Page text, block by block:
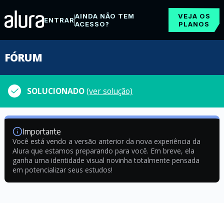
ENTRARAINDA NÃO TEM
ACESSO?
VEJA OS
PLANOS
FÓRUM
SOLUCIONADO(ver solução)
Importante
Você está vendo a versão anterior da nova experiência da
Alura que estamos preparando para você. Em breve, ela
ganha uma identidade visual novinha totalmente pensada
em potencializar seus estudos!